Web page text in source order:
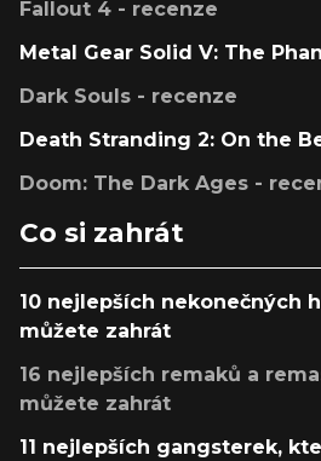
Fallout 4 - recenze
Metal Gear Solid V: The
Dark Souls - recenze
Death Stranding 2: On the
Doom: The Dark Ages -
Co si zahrát
10 nejlepších nekonečných
můžete zahrát
16 nejlepších remaků a
můžete zahrát
11 nejlepších gangsterek,